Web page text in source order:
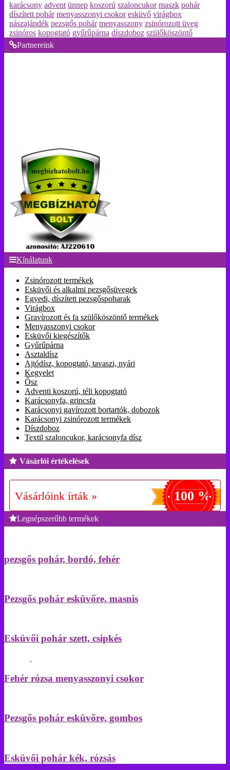
karácsony advent ünnep koszorú szaloncukor maszk pohár
díszített pohár menyasszonyi csokor esküvő virágbox
nászajándék pezsgős pohár menyasszony zsinórozott üveg
zsinóros kopogtató gyűrűpárna díszdoboz szülőköszöntő
Partnereink
Kínálatunk
Zsinórozott termékek
Esküvői és alkalmi pezsgősüvegek
Egyedi, díszített pezsgőspoharak
Virágbox
Gravírozott és fa szülőköszöntő termékek
Menyasszonyi csokor
Esküvői kiegészítők
Gyűrűpárna
Asztaldísz
Ajtódísz, kopogtató, tavaszi, nyári
Kegyelet
Ősz
Adventi koszorú, téli kopogtató
Karácsonyfa, grincsfa
Karácsonyi gavírozott bortartók, dobozok
Karácsonyi zsinórozott termékek
Díszdoboz
Textil szaloncukor, karácsonyfa dísz
Vásárlói értékelések
Vásárlóink írták » 100 %
Legnépszerűbb termékek
pezsgős pohár, bordó, fehér
Pezsgős pohár esküvőre, masnis
Esküvői pohár szett, csipkés
Fehér rózsa menyasszonyi csokor
Pezsgős pohár esküvőre, gombos
Esküvői pohár kék, rózsás